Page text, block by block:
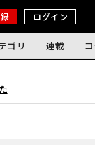
ログイン
ゴリ 連載